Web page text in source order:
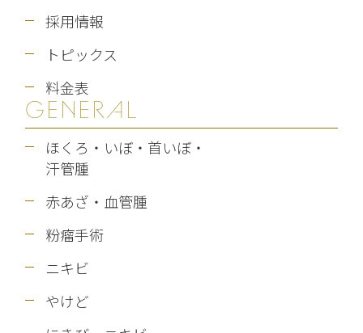
採用情報
トピックス
料金表
GENERAL
ほくろ・いぼ・首いぼ・
汗管腫
赤あざ・血管腫
粉瘤手術
ニキビ
やけど